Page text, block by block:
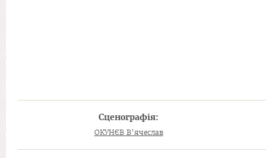
Сценографія:
ОКУНЄВ В’ячеслав